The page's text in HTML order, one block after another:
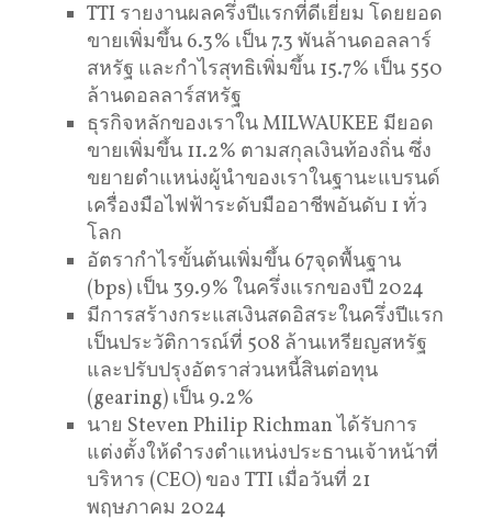
TTI รายงานผลครึ่งปีแรกที่ดีเยี่ยม โดยยอด
ขายเพิ่มขึ้น 6.3% เป็น 7.3 พันล้านดอลลาร์
สหรัฐ และกำไรสุทธิเพิ่มขึ้น 15.7% เป็น 550
ล้านดอลลาร์สหรัฐ
ธุรกิจหลักของเราใน MILWAUKEE มียอด
ขายเพิ่มขึ้น 11.2% ตามสกุลเงินท้องถิ่น ซึ่ง
ขยายตำแหน่งผู้นำของเราในฐานะแบรนด์
เครื่องมือไฟฟ้าระดับมืออาชีพอันดับ 1 ทั่ว
โลก
อัตรากำไรขั้นต้นเพิ่มขึ้น 67จุดพื้นฐาน
(bps) เป็น 39.9% ในครึ่งแรกของปี 2024
มีการสร้างกระแสเงินสดอิสระในครึ่งปีแรก
เป็นประวัติการณ์ที่ 508 ล้านเหรียญสหรัฐ
และปรับปรุงอัตราส่วนหนี้สินต่อทุน
(gearing) เป็น 9.2%
นาย Steven Philip Richman ได้รับการ
แต่งตั้งให้ดำรงตำแหน่งประธานเจ้าหน้าที่
บริหาร (CEO) ของ TTI เมื่อวันที่ 21
พฤษภาคม 2024